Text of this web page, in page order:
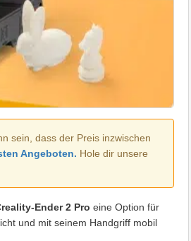
sein, dass der Preis inzwischen
Angeboten. Hole dir unsere
Ender 2 Pro eine Option für
und mit seinem Handgriff mobil